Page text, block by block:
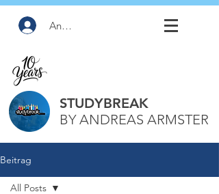
Anmelden
STUDYBREAK
BY ANDREAS ARMSTER
Beitrag
All Posts